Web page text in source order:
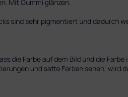
Mit Gummi glänzen.
sind sehr pigmentiert und dadurch
die Farbe auf dem Bild und die
und satte Farben sehen, wird